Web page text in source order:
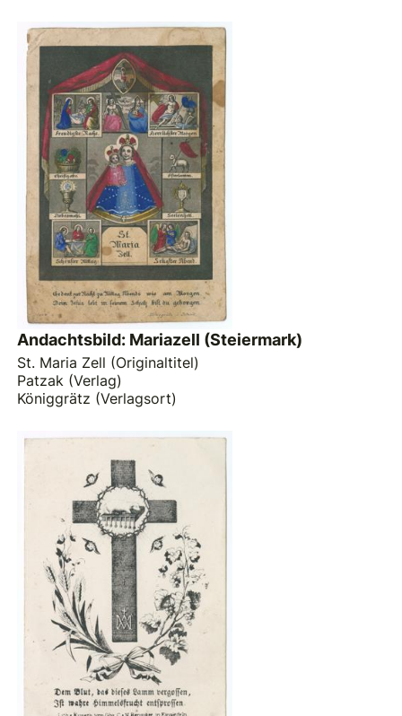
Andachtsbild: Mariazell (Steiermark)
St. Maria Zell (Originaltitel)
Patzak (Verlag)
Königgrätz (Verlagsort)